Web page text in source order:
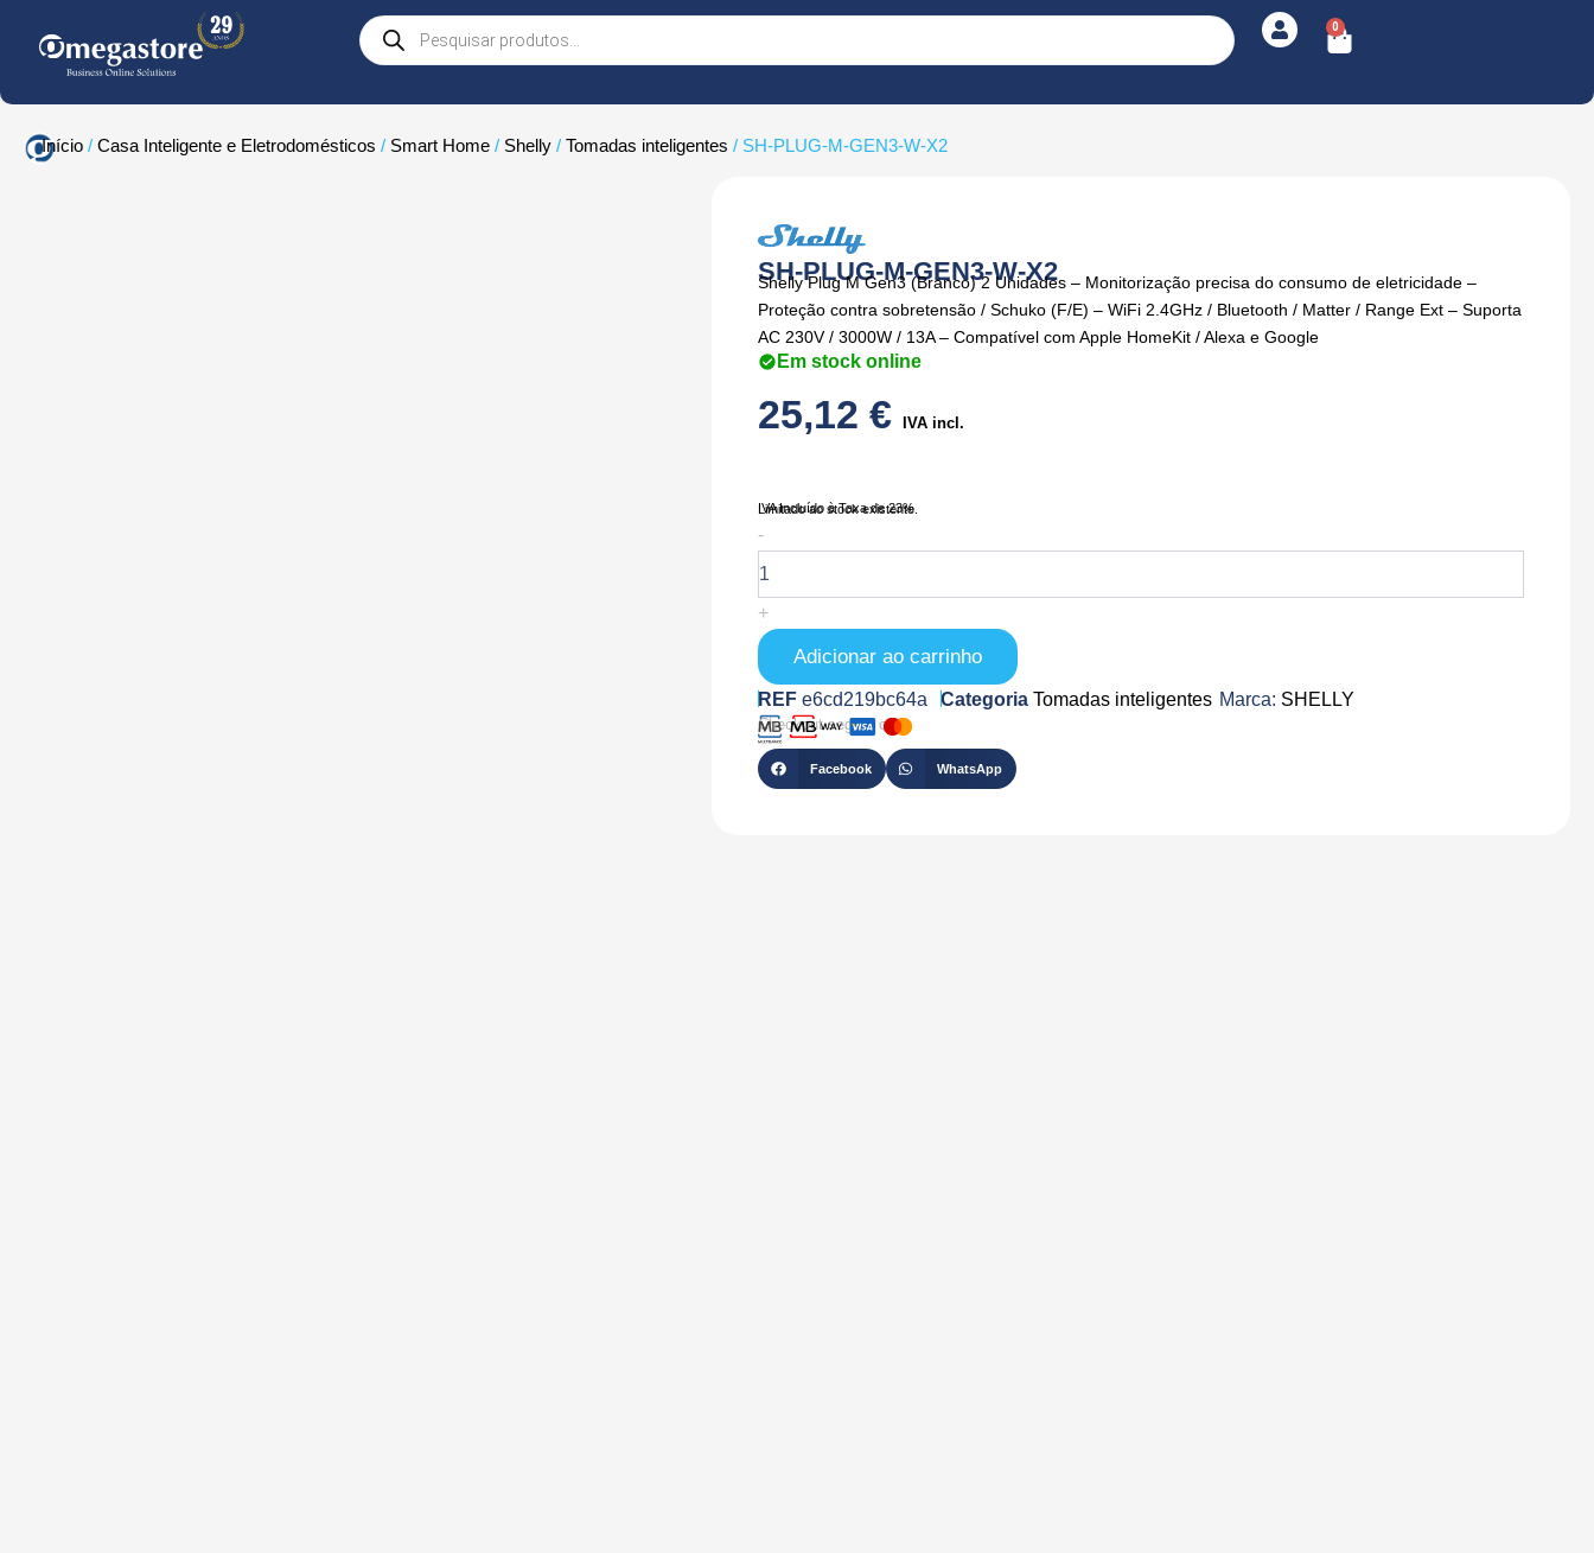
Products
search
0
Cart
Início /Casa Inteligente e Eletrodomésticos / Smart Home / Shelly /Tomadas inteligentes / SH-PLUG-M-GEN3-W-X2
SH-PLUG-M-GEN3-W-X2
Shelly Plug M Gen3 (Branco) 2 Unidades – Monitorização precisa do consumo de eletricidade –
Proteção contra sobretensão / Schuko (F/E) – WiFi 2.4GHz / Bluetooth / Matter / Range Ext – Suporta
AC 230V / 3000W / 13A – Compatível com Apple HomeKit / Alexa e Google
Em stock online
25,12€ IVA incl.
IVA Incluído à Taxa de 23%
Limitado ao stock existente.
-
de
SH-
PLUG-
M-
GEN3-
W-
X2
+
Adicionar ao carrinho
REFe6cd219bc64a Categoria Tomadas inteligentes Marca: SHELLY
Checkout seguro com
Facebook WhatsApp